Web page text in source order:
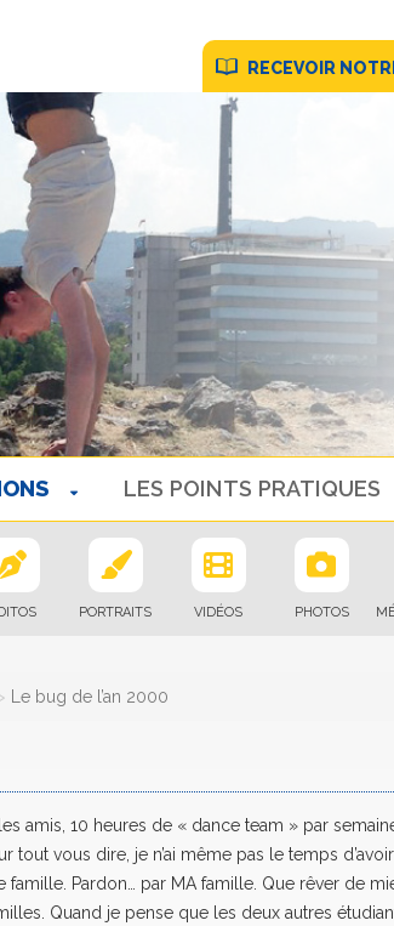
RECEVOIR
LES POINTS PRATIQUES
PORTRAITS VIDÉOS PHOTOS
Le bug de l’an 2000
amis, 10 heures de « dance team » par
tout vous dire, je n’ai même pas le temps
famille. Pardon… par MA famille. Que rêver de
Quand je pense que les deux autres